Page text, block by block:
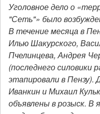
Уголовное дело о
"Сеть"» было
В течение месяца в
Илью Шакурского,
Пчелинцева, Андрея
(последнего силовики
этапировали в
Иванкин и Михаил
объявлены в розыск. В